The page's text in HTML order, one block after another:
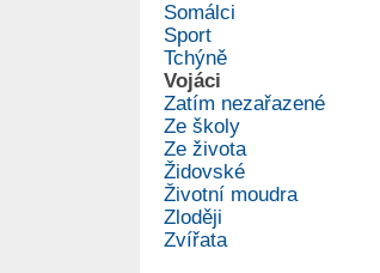
Somálci
Sport
Tchýně
Vojáci
Zatím nezařazené
Ze školy
Ze života
Židovské
Životní moudra
Zloději
Zvířata